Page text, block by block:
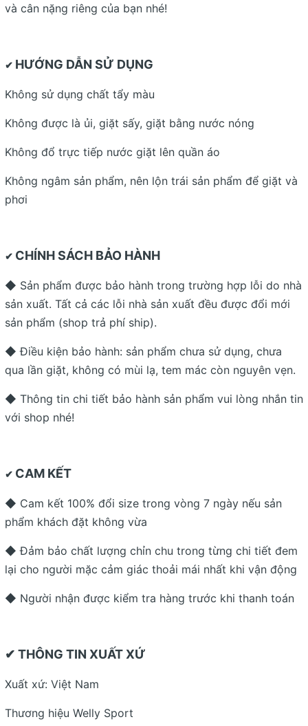
và cân nặng riêng của bạn nhé!
✔ HƯỚNG DẪN SỬ DỤNG
Không sử dụng chất tẩy màu
Không được là ủi, giặt sấy, giặt bằng nước nóng
Không đổ trực tiếp nước giặt lên quần áo
Không ngâm sản phẩm, nên lộn trái sản phẩm để giặt và
phơi
✔ CHÍNH SÁCH BẢO HÀNH
◆ Sản phẩm được bảo hành trong trường hợp lỗi do nhà
sản xuất. Tất cả các lỗi nhà sản xuất đều được đổi mới
sản phẩm (shop trả phí ship).
◆ Điều kiện bảo hành: sản phẩm chưa sử dụng, chưa
qua lần giặt, không có mùi lạ, tem mác còn nguyên vẹn.
◆ Thông tin chi tiết bảo hành sản phẩm vui lòng nhắn tin
với shop nhé!
✔ CAM KẾT
◆ Cam kết 100% đổi size trong vòng 7 ngày nếu sản
phẩm khách đặt không vừa
◆ Đảm bảo chất lượng chỉn chu trong từng chi tiết đem
lại cho người mặc cảm giác thoải mái nhất khi vận động
◆ Người nhận được kiểm tra hàng trước khi thanh toán
✔ THÔNG TIN XUẤT XỨ
Xuất xứ: Việt Nam
Thương hiệu Welly Sport